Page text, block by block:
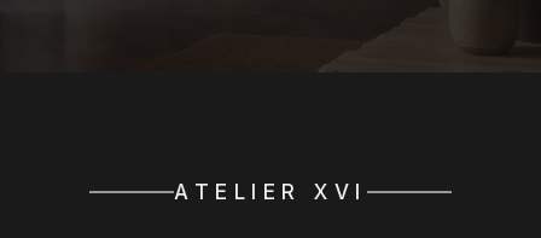
ATELIER XVI